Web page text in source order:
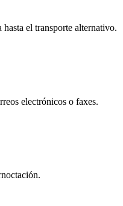
el transporte alternativo.
electrónicos o faxes.